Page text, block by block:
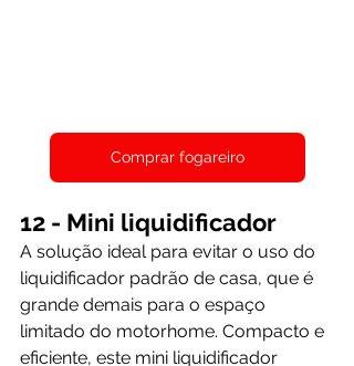
Comprar fogareiro
12 - Mini liquidificador
A solução ideal para evitar o uso do
liquidificador padrão de casa, que é
grande demais para o espaço
limitado do motorhome. Compacto e
eficiente, este mini liquidificador